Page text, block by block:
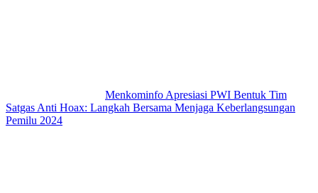
Menkominfo Apresiasi PWI Bentuk Tim
Satgas Anti Hoax: Langkah Bersama Menjaga Keberlangsungan
Pemilu 2024